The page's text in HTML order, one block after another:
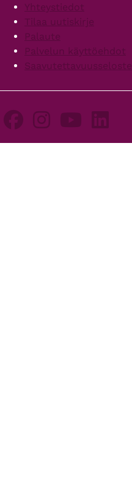
Yhteystiedot
Tilaa uutiskirje
Palaute
Palvelun käyttöehdot
Saavutettavuusseloste